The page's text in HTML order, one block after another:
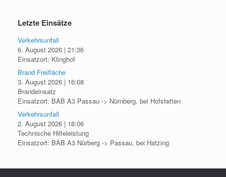
Letzte Einsätze
Verkehrsunfall
6. August 2026 | 21:36
Einsatzort: Klinghof
Brand Freifläche
3. August 2026 | 16:08
Brandeinsatz
Einsatzort: BAB A3 Passau -> Nürnberg, bei Hofstetten
Verkehrsunfall
2. August 2026 | 18:06
Technische Hilfeleistung
Einsatzort: BAB A3 Nürberg -> Passau, bei Hatzing